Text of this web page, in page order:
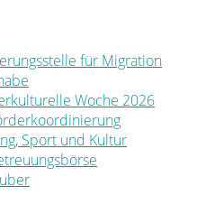
für Migration
Woche 2026
Sport und Kultur